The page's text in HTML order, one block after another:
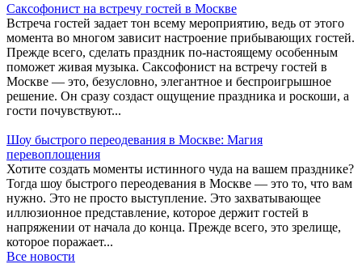
Саксофонист на встречу гостей в Москве
Встреча гостей задает тон всему мероприятию, ведь от этого
момента во многом зависит настроение прибывающих гостей.
Прежде всего, сделать праздник по-настоящему особенным
поможет живая музыка. Саксофонист на встречу гостей в
Москве — это, безусловно, элегантное и беспроигрышное
решение. Он сразу создаст ощущение праздника и роскоши, а
гости почувствуют...
Шоу быстрого переодевания в Москве: Магия
перевоплощения
Хотите создать моменты истинного чуда на вашем празднике?
Тогда шоу быстрого переодевания в Москве — это то, что вам
нужно. Это не просто выступление. Это захватывающее
иллюзионное представление, которое держит гостей в
напряжении от начала до конца. Прежде всего, это зрелище,
которое поражает...
Все новости